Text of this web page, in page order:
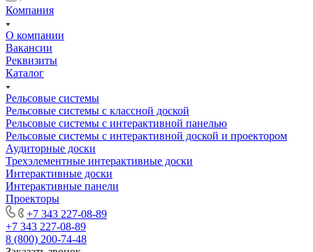
Компания
О компании
Вакансии
Реквизиты
Каталог
Рельсовые системы
Рельсовые системы с классной доской
Рельсовые системы с интерактивной панелью
Рельсовые системы с интерактивной доской и проектором
Аудиторные доски
Трехэлементные интерактивные доски
Интерактивные доски
Интерактивные панели
Проекторы
+7 343 227-08-89
+7 343 227-08-89
8 (800) 200-74-48